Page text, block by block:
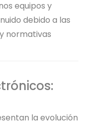
equipos y
debido a las
normativas
la evolución